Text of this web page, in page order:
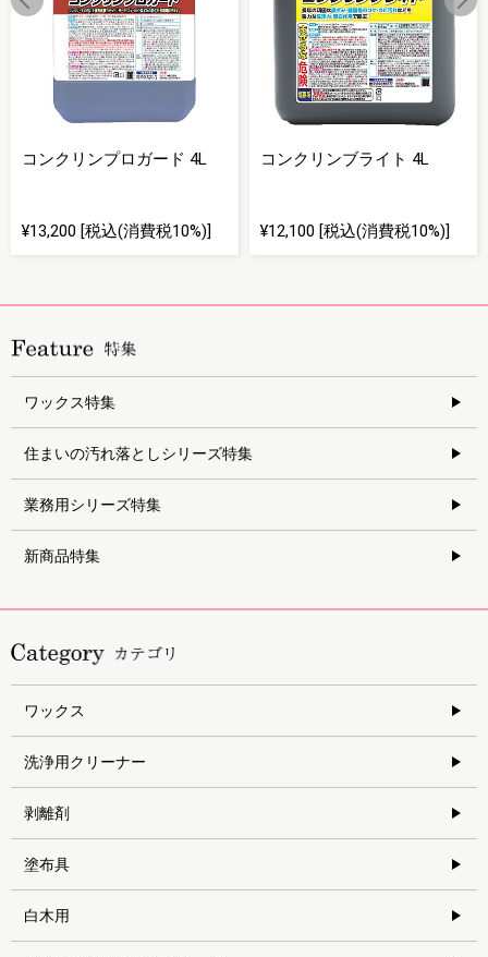
コンクリンプロガード 4L
¥13,200 [税込(消費税10%)]
コンクリンブライト 4L
¥12,100 [税込(消費税10%)]
ワックス特集
住まいの汚れ落としシリーズ特集
業務用シリーズ特集
新商品特集
ワックス
洗浄用クリーナー
剥離剤
塗布具
白木用